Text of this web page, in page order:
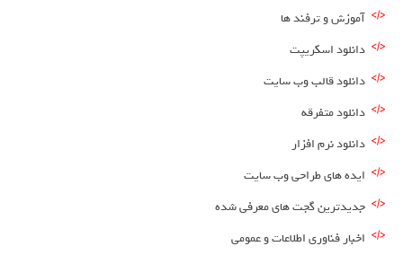
آموزش و ترفند ها
دانلود اسکریپت
دانلود قالب وب سایت
دانلود متفرقه
دانلود نرم افزار
ایده های طراحی وب سایت
جدیدترین گجت های معرفی شده
اخبار فناوری اطلاعات و عمومی